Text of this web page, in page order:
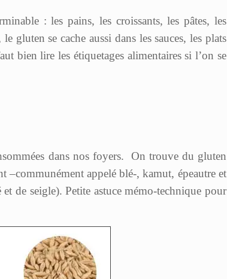
: les pains, les croissants, les pâtes, les
gluten se cache aussi dans les sauces, les plats
bien lire les étiquetages alimentaires si l’on se
dans nos foyers. On trouve du gluten
–communément appelé blé-, kamut, épeautre et
de seigle). Petite astuce mémo-technique pour